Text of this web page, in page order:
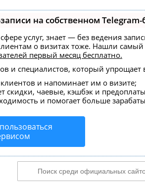
на собственном Telegram-
сфере услуг, знает — без ведения
о визитах тоже. Нашли
первый месяц бесплатно.
и специалистов, который упрощает
и напоминает им о визите;
скидки, чаевые, кэшбэк и
и помогает больше